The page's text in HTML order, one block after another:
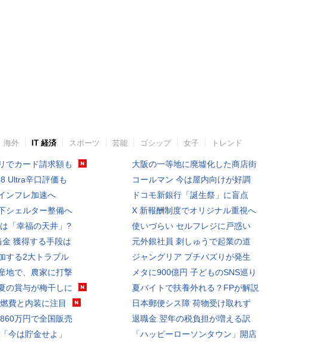
海外 IT 経済 スポーツ 芸能 ゴシップ 女子 トレンド
でカード請求額も
Ultra辛口評価も
ンフレ加速へ
シェルター整備へ
「幸福の天井」?
金 獲得する手段は
する2大トラブル
地で、農家に打撃
の賞与が梅干しに
費と内装に注目
万円で全国販売
今は貯金せよ」
大阪の一等地に廃墟化した商店街
コールマン 今は屋内向けが好調
ドコモ新銀行「誕生祭」に盲点
X 新報酬制度でオリジナル重視へ
使いづらい セルフレジに戸惑い
元外銀社員 刺しゅうで起業の道
ジャングリア プチバズりが発生
メタに900億円 子どものSNS巡り
夏バイトで扶養外れる？FPが解説
日本郵便シス障 荷物受け取れず
退職金 翌年の税負担が増える訳
「ハッピーローソンタウン」開店